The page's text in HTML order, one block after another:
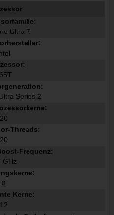
Ultra 7
Series 2
20
Threads:
20
Frequenz:
GHz
8
Kerne:
12